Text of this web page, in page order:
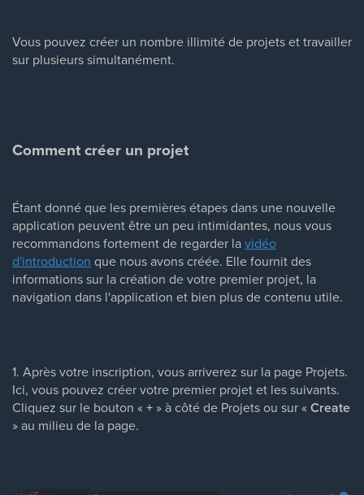
Vous pouvez créer un nombre illimité de projets et travailler
sur plusieurs simultanément.
Comment créer un projet
Étant donné que les premières étapes dans une nouvelle
application peuvent être un peu intimidantes, nous vous
recommandons fortement de regarder lavidéo
d'introduction que nous avons créée. Elle fournit des
informations sur la création de votre premier projet, la
navigation dans l'application et bien plus de contenu utile.
1. Après votre inscription, vous arriverez sur la page Projets.
Ici, vous pouvez créer votre premier projet et les suivants.
Cliquez sur le bouton «+» à côté de Projets ou sur «Create
» au milieu de la page.